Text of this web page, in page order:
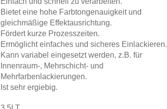
Bietet eine hohe Farbtongenauigkeit und
gleichmäßige Effektausrichtung.
Fördert kurze Prozesszeiten.
Ermöglicht einfaches und sicheres Einlackieren.
Kann variabel eingesetzt werden, z.B. für
Innenraum-, Mehrschicht- und
Mehrfarbenlackierungen.
Ist sehr ergiebig.